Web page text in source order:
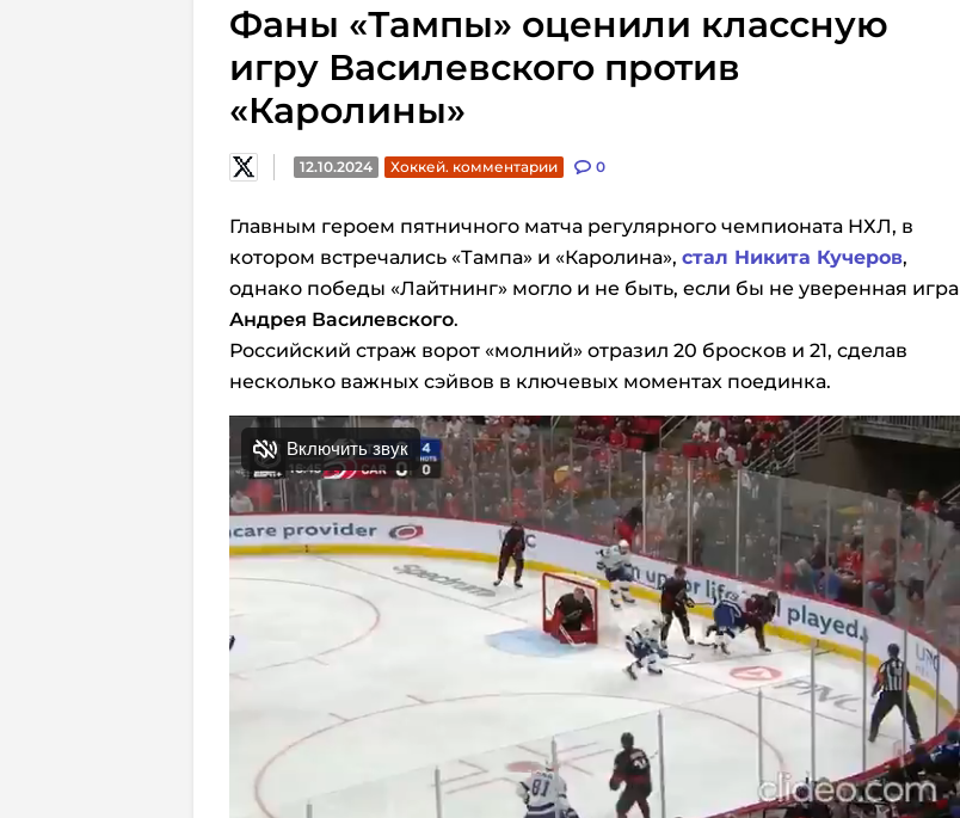
Фаны «Тампы» оценили классную
игру Василевского против
«Каролины»
12.10.2024 Хоккей. комментарии 0
Главным героем пятничного матча регулярного чемпионата НХЛ, в
котором встречались «Тампа» и «Каролина», стал Никита Кучеров,
однако победы «Лайтнинг» могло и не быть, если бы не уверенная игра
Андрея Василевского.
Российский страж ворот «молний» отразил 20 бросков и 21, сделав
несколько важных сэйвов в ключевых моментах поединка.